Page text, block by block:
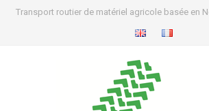
Transport routier de matériel agricole basée en